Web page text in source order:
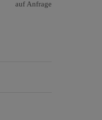
auf Anfrage